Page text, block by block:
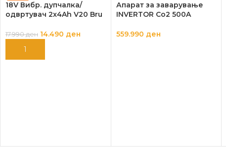
18V Вибр. дупчалка/
одвртувач 2x4Ah V20 Bru
17.990ден 14.490 ден
ДОДАЈ ВО КОШНИЦА
Апарат за заварување
INVERTOR Co2 500A
559.990 ден